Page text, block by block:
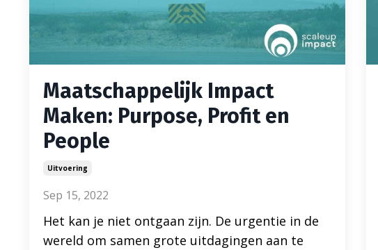
Maatschappelijk Impact
Maken: Purpose, Profit en
People
Uitvoering
Sep 15, 2022
Het kan je niet ontgaan zijn. De urgentie in de
wereld om samen grote uitdagingen aan te